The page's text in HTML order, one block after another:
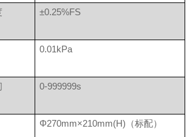
±0.25%FS
0.01kPa
0-999999s
Φ270mm×210mm(H)（标配）